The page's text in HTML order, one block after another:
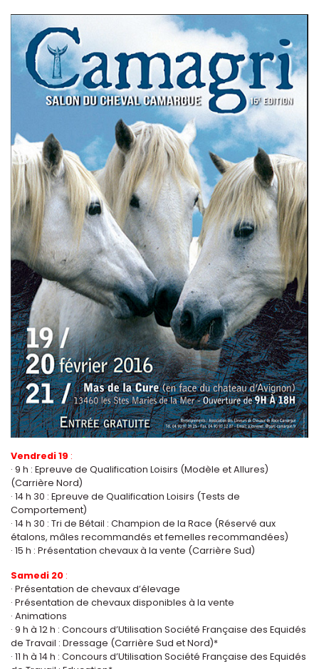
Vendredi 19 :
· 9 h : Epreuve de Qualification Loisirs (Modèle et Allures)
(Carrière Nord)
· 14 h 30 : Epreuve de Qualification Loisirs (Tests de
Comportement)
· 14 h 30 : Tri de Bétail : Champion de la Race (Réservé aux
étalons, mâles recommandés et femelles recommandées)
· 15 h : Présentation chevaux à la vente (Carrière Sud)
Samedi 20 :
· Présentation de chevaux d’élevage
· Présentation de chevaux disponibles à la vente
· Animations
· 9 h à 12 h : Concours d’Utilisation Société Française des Equidés
de Travail : Dressage (Carrière Sud et Nord)*
· 11 h à 14 h : Concours d’Utilisation Société Française des Equidés